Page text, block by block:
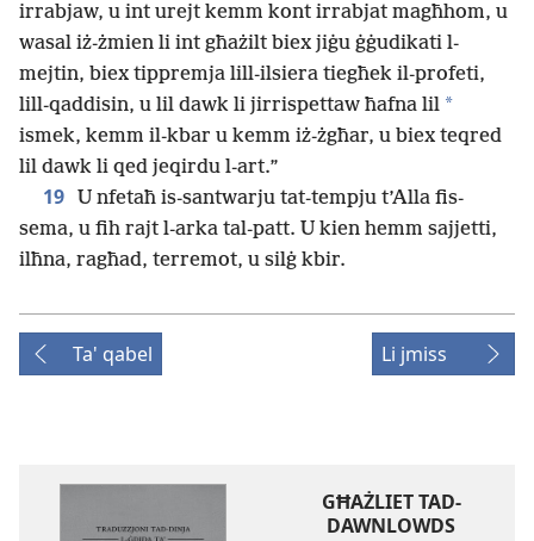
irrabjaw, u int urejt kemm kont irrabjat magħhom, u
wasal iż-żmien li int għażilt biex jiġu ġġudikati l-
mejtin, biex tippremja lill-ilsiera tiegħek il-profeti,
lill-qaddisin, u lil dawk li jirrispettaw ħafna lil *
ismek, kemm il-kbar u kemm iż-żgħar, u biex teqred
lil dawk li qed jeqirdu l-art.”
19
U nfetaħ is-santwarju tat-tempju t’Alla fis-
sema, u fih rajt l-arka tal-patt. U kien hemm sajjetti,
ilħna, ragħad, terremot, u silġ kbir.
Ta' qabel Li jmiss
GĦAŻLIET TAD-
DAWNLOWDS